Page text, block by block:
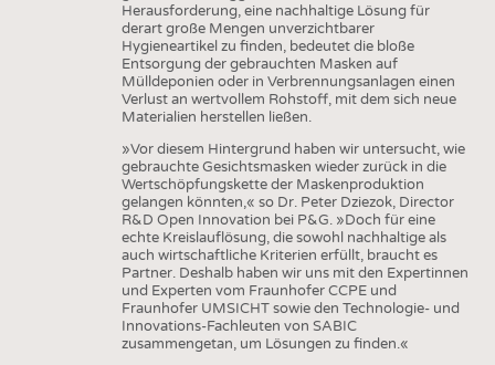
Herausforderung, eine nachhaltige Lösung für
derart große Mengen unverzichtbarer
Hygieneartikel zu finden, bedeutet die bloße
Entsorgung der gebrauchten Masken auf
Mülldeponien oder in Verbrennungsanlagen einen
Verlust an wertvollem Rohstoff, mit dem sich neue
Materialien herstellen ließen.
»Vor diesem Hintergrund haben wir untersucht, wie
gebrauchte Gesichtsmasken wieder zurück in die
Wertschöpfungskette der Maskenproduktion
gelangen könnten,« so Dr. Peter Dziezok, Director
R&D Open Innovation bei P&G. »Doch für eine
echte Kreislauflösung, die sowohl nachhaltige als
auch wirtschaftliche Kriterien erfüllt, braucht es
Partner. Deshalb haben wir uns mit den Expertinnen
und Experten vom Fraunhofer CCPE und
Fraunhofer UMSICHT sowie den Technologie- und
Innovations-Fachleuten von SABIC
zusammengetan, um Lösungen zu finden.«